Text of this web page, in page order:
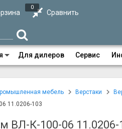
Сравнить
0
Для дилеров Сервис
мебель Верстаки
11.0206-103
ВЛ-К-100-06 11.0206-